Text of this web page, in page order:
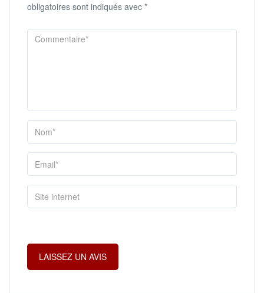
obligatoires sont indiqués avec *